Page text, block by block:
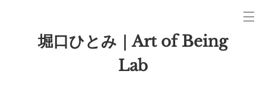
堀口ひとみ｜Art of Being
Lab